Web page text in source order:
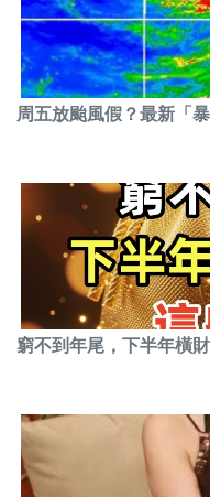
周五放颱風假？最新「
窮不到年尾，下半年橫